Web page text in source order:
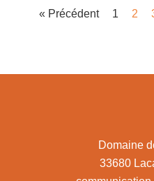
« Précédent 1 2
Domaine
33680